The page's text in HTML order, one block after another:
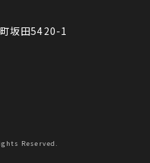
坂田5420-1
Reserved.